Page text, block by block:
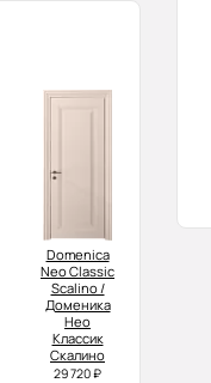
Domenica
Neo Classic
Scalino /
Доменика
Нео
Классик
Скалино
29 720 ₽